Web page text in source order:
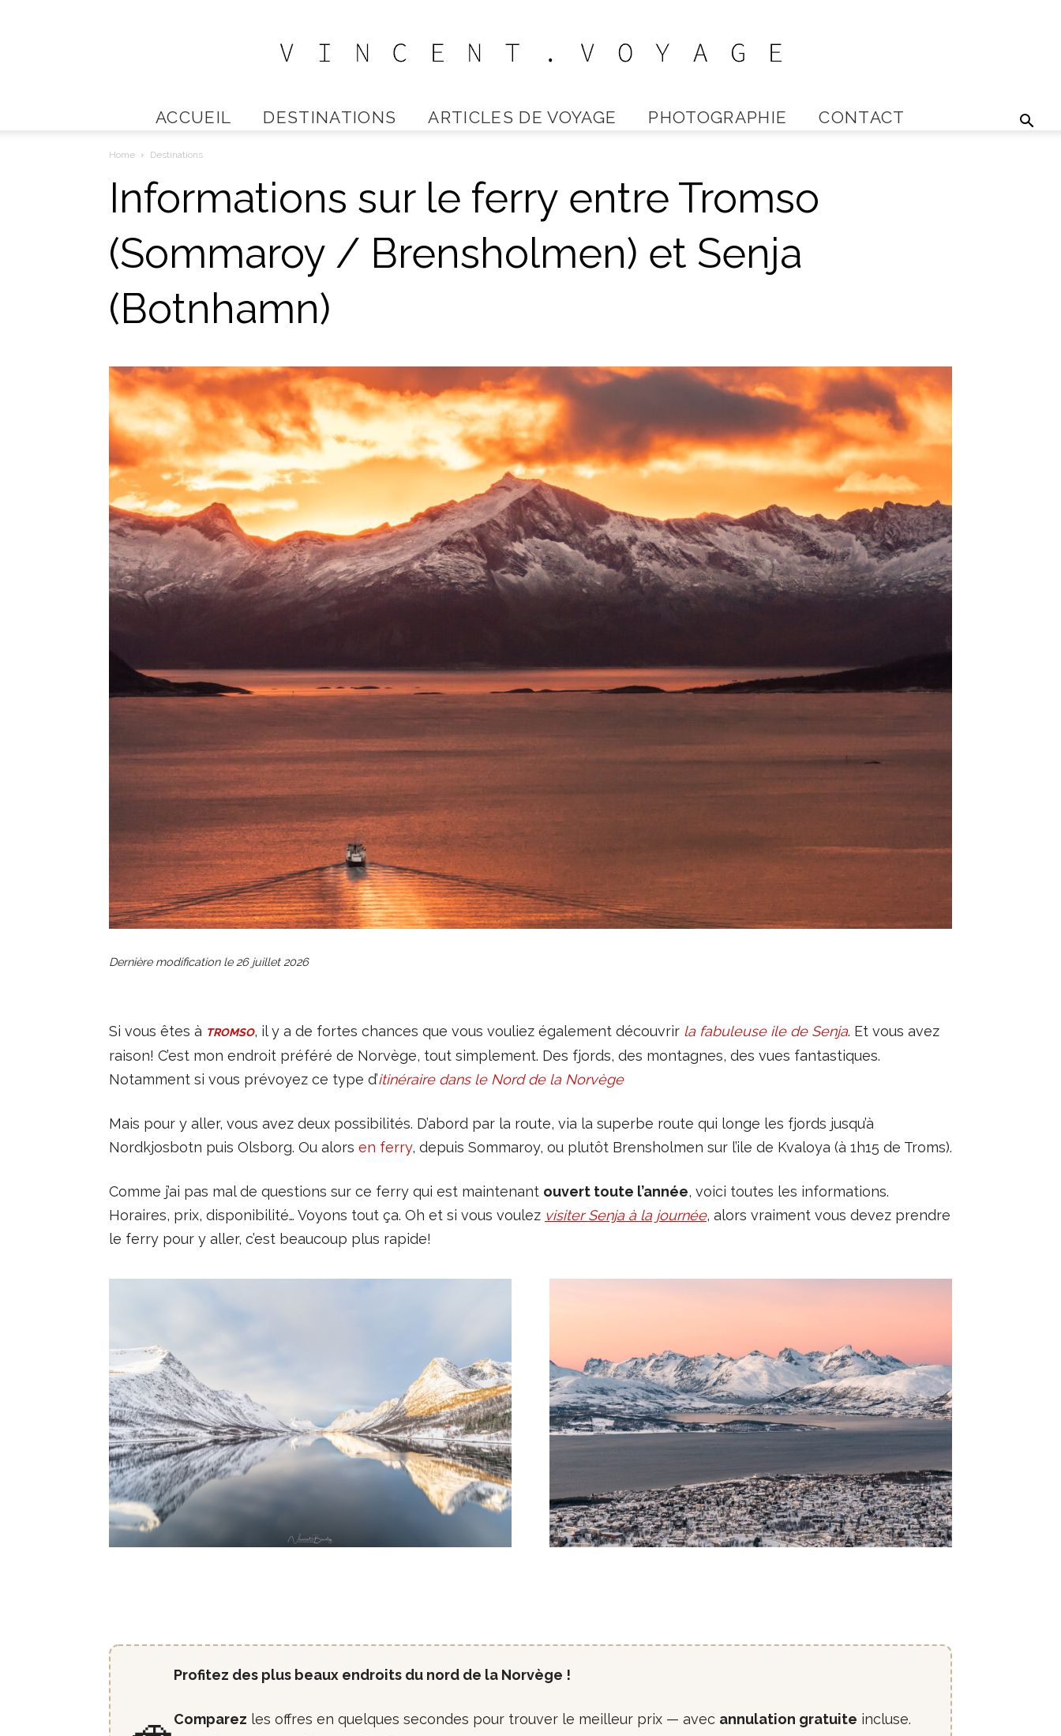
Vincent
ACCUEIL DESTINATIONS ARTICLES DE VOYAGE PHOTOGRAPHIE CONTACT
Home Destinations
Informations sur le ferry entre Tromso
(Sommaroy / Brensholmen) et Senja
(Botnhamn)
Dernière modification le 26 juillet 2026
Si vous êtes à TROMSO, il y a de fortes chances que vous vouliez également découvrir la fabuleuse ile de Senja. Et vous avez
raison! C’est mon endroit préféré de Norvège, tout simplement. Des fjords, des montagnes, des vues fantastiques.
Notamment si vous prévoyez ce type d’itinéraire dans le Nord de la Norvège
Mais pour y aller, vous avez deux possibilités. D’abord par la route, via la superbe route qui longe les fjords jusqu’à
Nordkjosbotn puis Olsborg. Ou alors en ferry, depuis Sommaroy, ou plutôt Brensholmen sur l’ile de Kvaloya (à 1h15 de Troms).
Comme j’ai pas mal de questions sur ce ferry qui est maintenant ouvert toute l’année, voici toutes les informations.
Horaires, prix, disponibilité… Voyons tout ça. Oh et si vous voulez visiter Senja à la journée, alors vraiment vous devez prendre
le ferry pour y aller, c’est beaucoup plus rapide!
Profitez des plus beaux endroits du nord de la Norvège !
Comparez les offres en quelques secondes pour trouver le meilleur prix — avec annulation gratuite incluse.